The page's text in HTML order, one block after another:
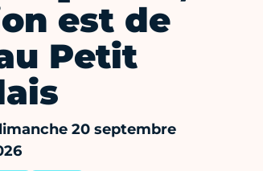
est de
Petit
20 septembre